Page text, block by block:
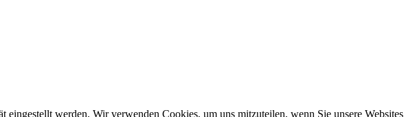
werden. Wir verwenden Cookies, um uns mitzuteilen, wenn Sie unsere